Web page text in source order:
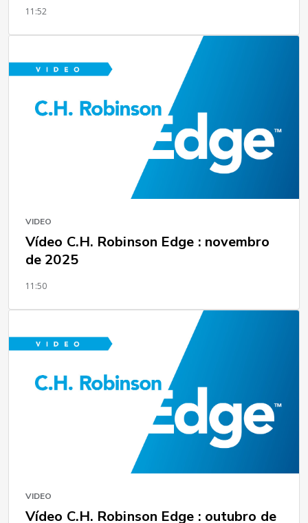
11:52
VIDEO
Vídeo C.H. Robinson Edge : novembro
de 2025
11:50
VIDEO
Vídeo C.H. Robinson Edge : outubro de